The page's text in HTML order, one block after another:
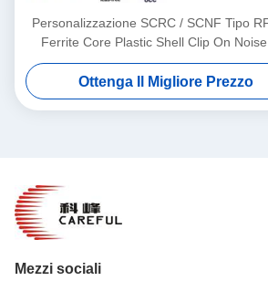
Personalizzazione SCRC / SCNF Tipo
Ferrite Core Plastic Shell Clip On
Cavo da 3,5 mm a 13 mm
Ottenga Il Migliore Prezzo
Mezzi sociali